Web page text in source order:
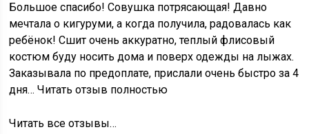
Большое спасибо! Совушка потрясающая! Давно
мечтала о кигуруми, а когда получила, радовалась как
ребёнок! Сшит очень аккуратно, теплый флисовый
костюм буду носить дома и поверх одежды на лыжах.
Заказывала по предоплате, прислали очень быстро за 4
дня… Читать отзыв полностью
Читать все отзывы…